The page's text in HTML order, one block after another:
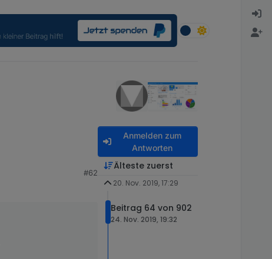
#62
Anmelden zum
Antworten
Älteste zuerst
20. Nov. 2019, 17:29
Beitrag 64 von 902
24. Nov. 2019, 19:32